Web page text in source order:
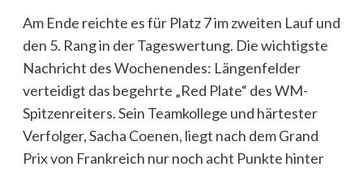
Am Ende reichte es für Platz 7 im zweiten Lauf und
den 5. Rang in der Tageswertung. Die wichtigste
Nachricht des Wochenendes: Längenfelder
verteidigt das begehrte „Red Plate“ des WM-
Spitzenreiters. Sein Teamkollege und härtester
Verfolger, Sacha Coenen, liegt nach dem Grand
Prix von Frankreich nur noch acht Punkte hinter